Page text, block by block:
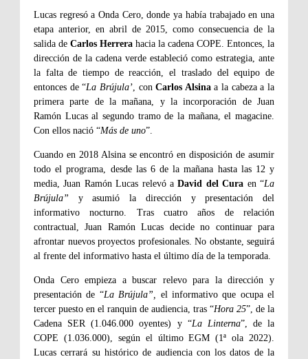
Lucas regresó a Onda Cero, donde ya había trabajado en una
etapa anterior, en abril de 2015, como consecuencia de la
salida de Carlos Herrera hacia la cadena COPE. Entonces, la
dirección de la cadena verde estableció como estrategia, ante
la falta de tiempo de reacción, el traslado del equipo de
entonces de “La Brújula’, conCarlos Alsinaa la cabeza a la
primera parte de la mañana, y la incorporación de Juan
Ramón Lucas al segundo tramo de la mañana, el magacine.
Con ellos nació “Más de uno”.
Cuando en 2018 Alsina se encontró en disposición de asumir
todo el programa, desde las 6 de la mañana hasta las 12 y
media, Juan Ramón Lucas relevó aDavid del Cura en “La
Brújula” y asumió la dirección y presentación del
informativo nocturno. Tras cuatro años de relación
contractual, Juan Ramón Lucas decide no continuar para
afrontar nuevos proyectos profesionales. No obstante, seguirá
al frente del informativo hasta el último día de la temporada.
Onda Cero empieza a buscar relevo para la dirección y
presentación de “La Brújula”, el informativo que ocupa el
tercer puesto en el ranquin de audiencia, tras “Hora 25”, de la
Cadena SER (1.046.000 oyentes) y “La Linterna”, de la
COPE (1.036.000), según el último EGM (1ª ola 2022).
Lucas cerrará su histórico de audiencia con los datos de la